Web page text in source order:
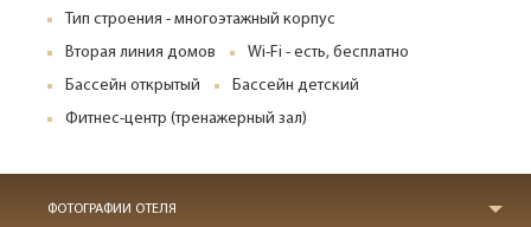
Тип строения - многоэтажный корпус
Вторая линия домов
Wi-Fi - есть, бесплатно
Бассейн открытый
Бассейн детский
Фитнес-центр (тренажерный зал)
ФОТОГРАФИИ ОТЕЛЯ